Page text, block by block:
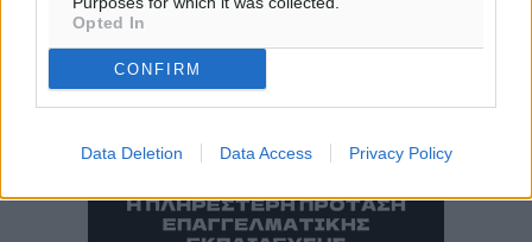
Opted In
CONFIRM
Data Deletion Data Access Privacy Policy
°